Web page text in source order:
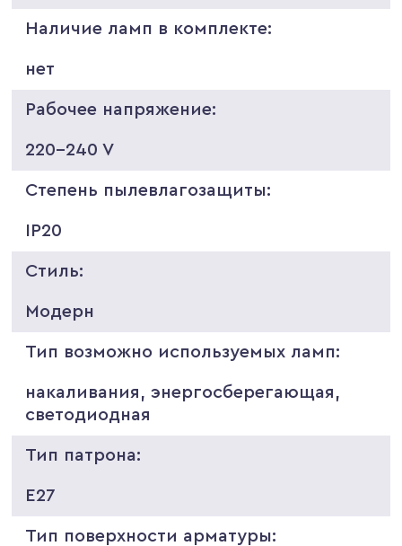
Наличие ламп в комплекте:
нет
Рабочее напряжение:
220-240 V
Степень пылевлагозащиты:
IP20
Стиль:
Модерн
Тип возможно используемых ламп:
накаливания, энергосберегающая,
светодиодная
Тип патрона:
E27
Тип поверхности арматуры: